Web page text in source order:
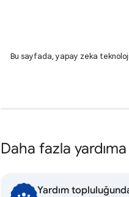
Bu sayfada, yapay zeka
Daha fazla yardıma
Yardım